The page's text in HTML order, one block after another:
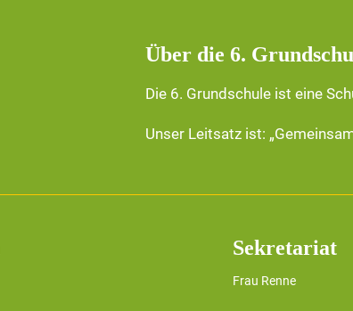
Über die 6.
Die 6. Grundschule ist eine
Unser Leitsatz ist:
Sekretariat
Frau Renne